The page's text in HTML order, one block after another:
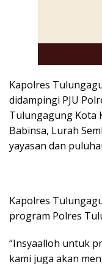
Kapolres
didampingi PJU
Tulungagung Kota
Babinsa, Lurah
yayasan dan
Kapolres
program Polres
“Insyaalloh untuk
kami juga akan